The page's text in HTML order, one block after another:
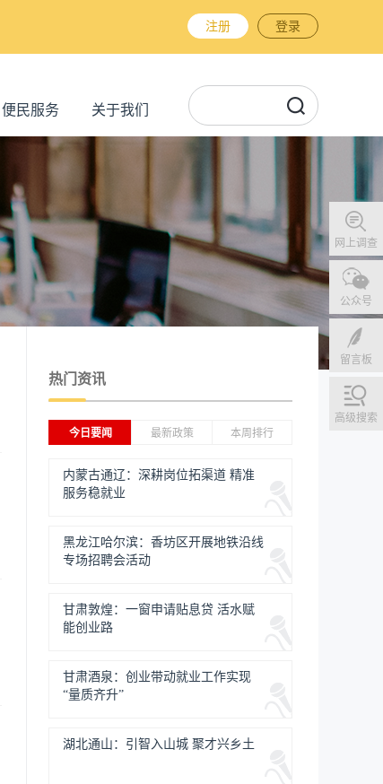
注册 登录
便民服务 关于我们
网上调查
公众号
留言板
高级搜索
热门资讯
今日要闻 最新政策 本周排行
内蒙古通辽：深耕岗位拓渠道 精准
服务稳就业
黑龙江哈尔滨：香坊区开展地铁沿线
专场招聘会活动
甘肃敦煌：一窗申请贴息贷 活水赋
能创业路
甘肃酒泉：创业带动就业工作实现
“量质齐升”
湖北通山：引智入山城 聚才兴乡土